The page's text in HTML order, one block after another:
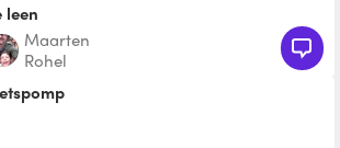
leen
Maarten
Rohel